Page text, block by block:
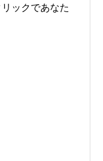
ックであなた